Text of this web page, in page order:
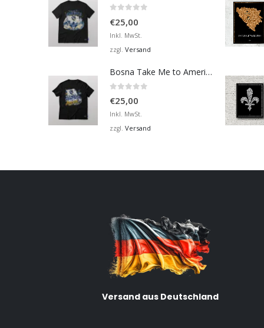
€25,00
Inkl. MwSt.
zzgl. Versand
Bosna Take Me to America Navijačka Majica 2
€25,00
Inkl. MwSt.
zzgl. Versand
Versand aus Deutschland